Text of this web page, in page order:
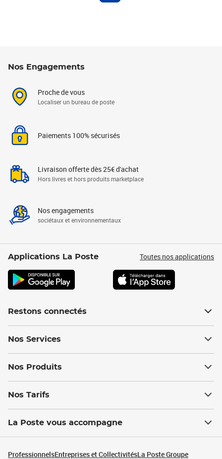
Nos Engagements
Proche de vous
Localiser un bureau de poste
Paiements 100% sécurisés
Livraison offerte dès 25€ d'achat
Hors livres et hors produits marketplace
Nos engagements
sociétaux et environnementaux
Applications La Poste Toutes nos applications
Restons connectés
Nos Services
Nos Produits
Nos Tarifs
La Poste vous accompagne
ProfessionnelsEntreprises et CollectivitésLa Poste Groupe